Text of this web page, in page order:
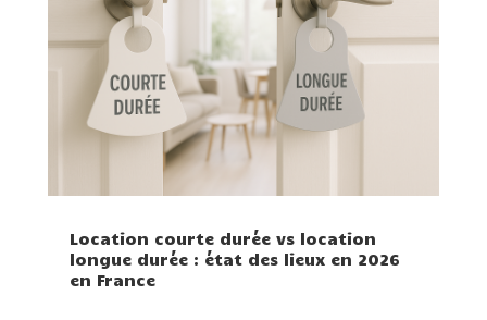
Location courte durée vs location
longue durée : état des lieux en 2026
en France